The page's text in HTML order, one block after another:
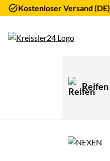
Kostenloser Versand (DE)
Reifen